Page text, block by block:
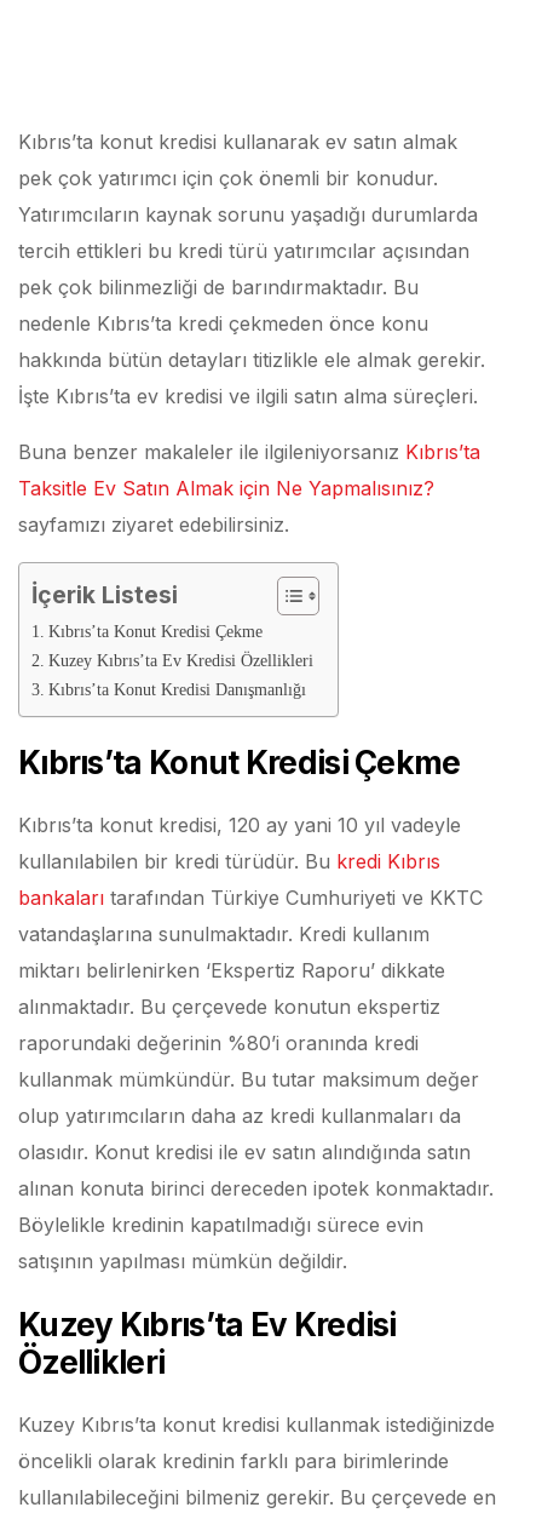
Kıbrıs’ta konut kredisi kullanarak ev satın almak
pek çok yatırımcı için çok önemli bir konudur.
Yatırımcıların kaynak sorunu yaşadığı durumlarda
tercih ettikleri bu kredi türü yatırımcılar açısından
pek çok bilinmezliği de barındırmaktadır. Bu
nedenle Kıbrıs’ta kredi çekmeden önce konu
hakkında bütün detayları titizlikle ele almak gerekir.
İşte Kıbrıs’ta ev kredisi ve ilgili satın alma süreçleri.
Buna benzer makaleler ile ilgileniyorsanız Kıbrıs’ta
Taksitle Ev Satın Almak için Ne Yapmalısınız?
sayfamızı ziyaret edebilirsiniz.
İçerik Listesi
Kıbrıs’ta Konut Kredisi Çekme
Kuzey Kıbrıs’ta Ev Kredisi Özellikleri
Kıbrıs’ta Konut Kredisi Danışmanlığı
Kıbrıs’ta Konut Kredisi Çekme
Kıbrıs’ta konut kredisi, 120 ay yani 10 yıl vadeyle
kullanılabilen bir kredi türüdür. Bu kredi Kıbrıs
bankaları tarafından Türkiye Cumhuriyeti ve KKTC
vatandaşlarına sunulmaktadır. Kredi kullanım
miktarı belirlenirken ‘Ekspertiz Raporu’ dikkate
alınmaktadır. Bu çerçevede konutun ekspertiz
raporundaki değerinin %80’i oranında kredi
kullanmak mümkündür. Bu tutar maksimum değer
olup yatırımcıların daha az kredi kullanmaları da
olasıdır. Konut kredisi ile ev satın alındığında satın
alınan konuta birinci dereceden ipotek konmaktadır.
Böylelikle kredinin kapatılmadığı sürece evin
satışının yapılması mümkün değildir.
Kuzey Kıbrıs’ta Ev Kredisi
Özellikleri
Kuzey Kıbrıs’ta konut kredisi kullanmak istediğinizde
öncelikli olarak kredinin farklı para birimlerinde
kullanılabileceğini bilmeniz gerekir. Bu çerçevede en